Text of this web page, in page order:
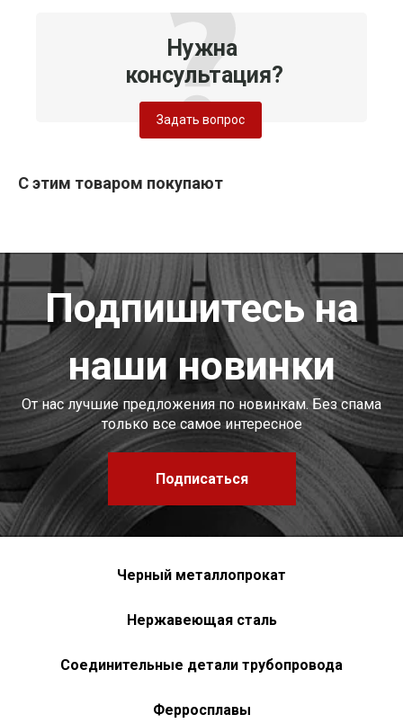
Нужна
консультация?
Задать вопрос
С этим товаром покупают
Подпишитесь на
наши новинки
От нас лучшие предложения по новинкам. Без спама
только все самое интересное
Подписаться
Черный металлопрокат
Нержавеющая сталь
Соединительные детали трубопровода
Ферросплавы